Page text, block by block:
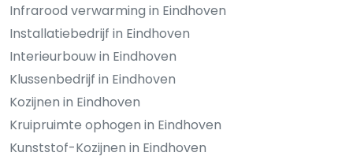
Infrarood verwarming in Eindhoven
Installatiebedrijf in Eindhoven
Interieurbouw in Eindhoven
Klussenbedrijf in Eindhoven
Kozijnen in Eindhoven
Kruipruimte ophogen in Eindhoven
Kunststof-Kozijnen in Eindhoven